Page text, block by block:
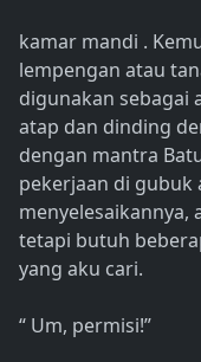
kamar mandi .
lempengan atau
digunakan sebagai
atap dan dinding
dengan mantra
pekerjaan di
menyelesaikannya,
tetapi butuh
yang aku cari.
“ Um, permisi!”